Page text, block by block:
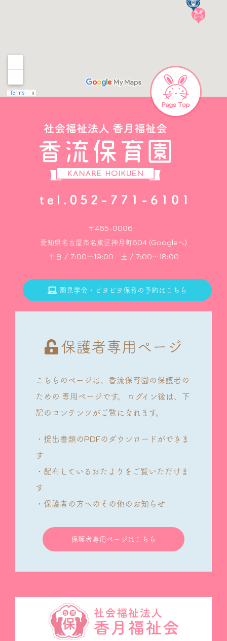
〒465-0006
愛知県名古屋市名東区神月町604 (Googleへ)
平日 / 7:00～19:00 土 / 7:00～18:00
園見学会・ピヨピヨ保育の予約はこちら
保護者専用ページ
こちらのページは、香流保育園の保護者の
ための 専用ページです。
ログイン後は、下
記のコンテンツがご覧になれます。
・提出書類のPDFのダウンロードができま
す
・配布しているおたよりをご覧いただけま
す
・保護者の方へのその他のお知らせ
保護者専用ページはこちら